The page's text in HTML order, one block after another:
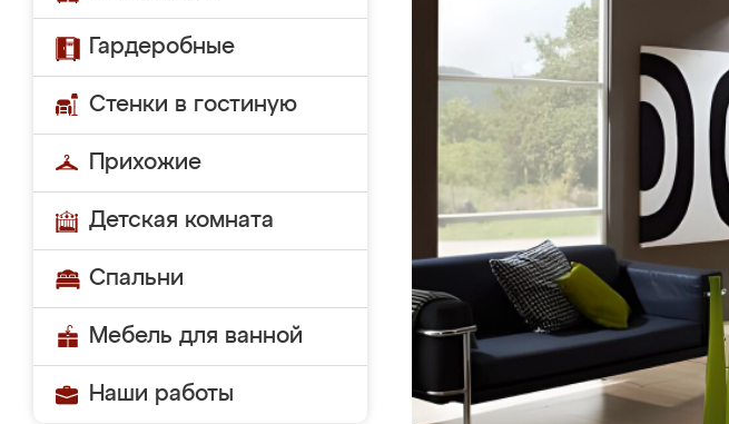
Гардеробные
Стенки в гостиную
Прихожие
Детская комната
Спальни
Мебель для ванной
Наши работы